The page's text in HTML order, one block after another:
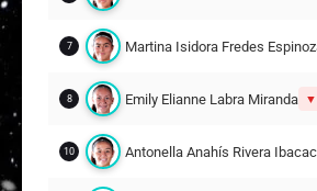
11
C Catalina Isidora Rojas
10
7 Martina Isidora Fredes
8 Emily Elianne Labra Miranda
10 Antonella Anahís Rivera